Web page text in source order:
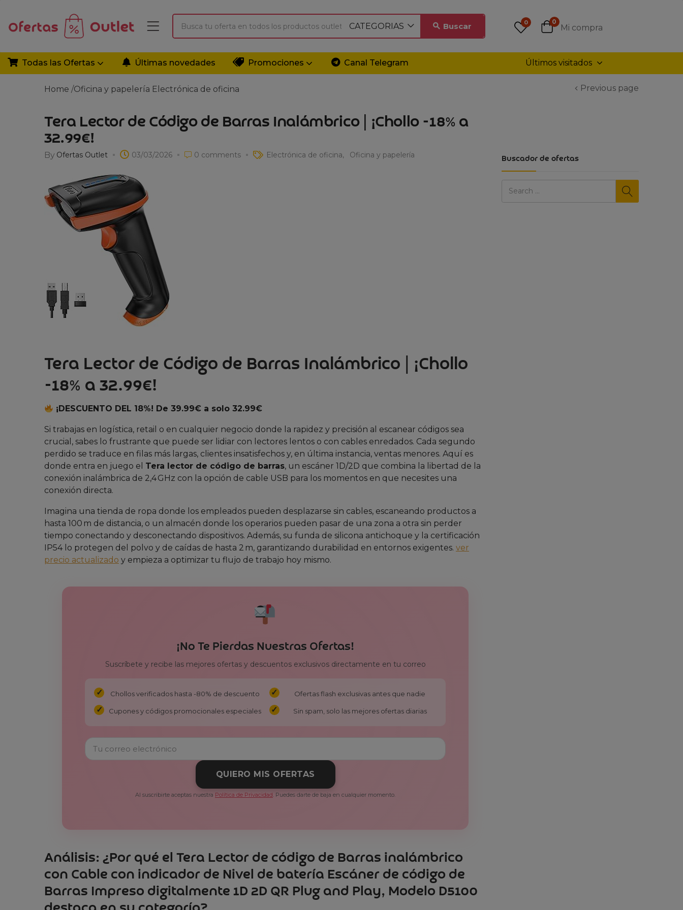
CATEGORIAS Buscar 0 0
Mi compra
Todas las Ofertas Últimas novedades Promociones Canal Telegram Últimos visitados
Home /Oficina y papelería Electrónica de oficina Previous page
Buscador de ofertas
Tera Lector de Código de Barras Inalámbrico | ¡Chollo -18% a
32.99€!
By Ofertas Outlet 03/03/2026 0 comments Electrónica de oficina Oficina y papelería
Tera Lector de Código de Barras Inalámbrico | ¡Chollo
-18% a 32.99€!
¡DESCUENTO DEL 18%! De 39.99€ a solo 32.99€
Si trabajas en logística, retail o en cualquier negocio donde la rapidez y precisión al escanear códigos sea
crucial, sabes lo frustrante que puede ser lidiar con lectores lentos o con cables enredados. Cada segundo
perdido se traduce en filas más largas, clientes insatisfechos y, en última instancia, ventas menores. Aquí es
donde entra en juego el Tera lector de código de barras, un escáner 1D/2D que combina la libertad de la
conexión inalámbrica de 2,4 GHz con la opción de cable USB para los momentos en que necesites una
conexión directa.
Imagina una tienda de ropa donde los empleados pueden desplazarse sin cables, escaneando productos a
hasta 100 m de distancia, o un almacén donde los operarios pueden pasar de una zona a otra sin perder
tiempo conectando y desconectando dispositivos. Además, su funda de silicona antichoque y la certificación
IP54 lo protegen del polvo y de caídas de hasta 2 m, garantizando durabilidad en entornos exigentes. ver
precio actualizado y empieza a optimizar tu flujo de trabajo hoy mismo.
¡No Te Pierdas Nuestras Ofertas!
Suscríbete y recibe las mejores ofertas y descuentos exclusivos directamente en tu correo
Chollos verificados hasta -80% de descuento Ofertas flash exclusivas antes que nadie
Cupones y códigos promocionales especiales Sin spam, solo las mejores ofertas diarias
QUIERO MIS OFERTAS
Al suscribirte aceptas nuestra Política de Privacidad. Puedes darte de baja en cualquier momento.
Análisis: ¿Por qué el Tera Lector de código de Barras inalámbrico
con Cable con indicador de Nivel de batería Escáner de código de
Barras Impreso digitalmente 1D 2D QR Plug and Play, Modelo D5100